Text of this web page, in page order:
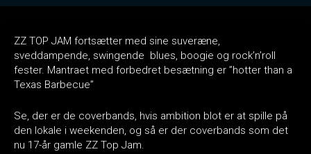
ZZ TOP JAM fortsætter med sine suveræne,
sveddampende, swingende blues, boogie og rock’n’roll
fester. Mantraet med forbedret besætning er ”hotter than a
Texas Barbecue”
Se, der er de coverbands, hvis ambition blot er at spille på
den lokale i weekenden, og så er der coverbands som det
nu 17-år gamle ZZ Top Jam.